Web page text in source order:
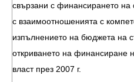
свързани с финансирането на
с взаимоотношенията с
изпълнението на бюджета на
откриването на финансиране
власт през 2007 г.